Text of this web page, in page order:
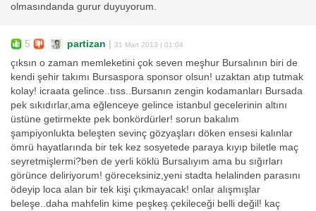
olmasındanda gurur duyuyorum.
5 partizan | 31 Mart 2013 | 01:04
çıksın o zaman memleketini çok seven meşhur Bursalının biri de
kendi şehir takımı Bursaspora sponsor olsun! uzaktan atıp tutmak
kolay! icraata gelince..tıss..Bursanın zengin kodamanları Bursada
pek sıkıdırlar,ama eğlenceye gelince istanbul gecelerinin altını
üstüne getirmekte pek bonkördürler! sorun bakalım
şampiyonlukta beleşten sevinç gözyaşları döken ensesi kalınlar
ömrü hayatlarında bir tek kez sosyetede paraya kıyıp biletle maç
seyretmişlermi?ben de yerli köklü Bursalıyım ama bu sığırları
görünce deliriyorum! göreceksiniz,yeni stadta helalinden parasını
ödeyip loca alan bir tek kişi çıkmayacak! onlar alışmışlar
beleşe..daha mahfelin kime peşkeş çekileceği belli değil! kaç